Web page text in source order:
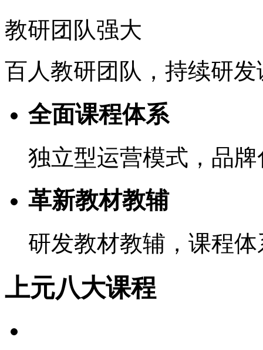
教研团队强大
百人教研团队，持续研发
全面课程体系
独立型运营模式，品
革新教材教辅
研发教材教辅，课程体
上元八大课程